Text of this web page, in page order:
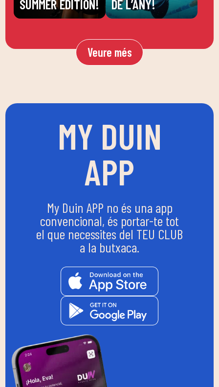
SUMMER EDITION! DE L’ANY!
Veure més
MY DUIN
APP
My Duin APP no és una app
convencional, és portar-te tot
el que necessites del TEU CLUB
a la butxaca.